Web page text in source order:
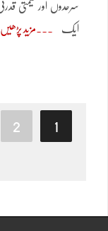
سرحدوں اور قیمتی
ایک مزید پڑھیں
1
2